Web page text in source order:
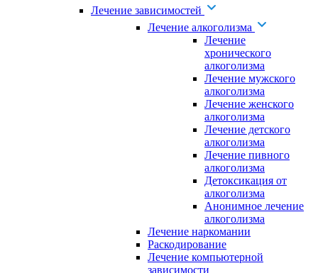
Лечение зависимостей
Лечение алкоголизма
Лечение
хронического
алкоголизма
Лечение мужского
алкоголизма
Лечение женского
алкоголизма
Лечение детского
алкоголизма
Лечение пивного
алкоголизма
Детоксикация от
алкоголизма
Анонимное лечение
алкоголизма
Лечение наркомании
Раскодирование
Лечение компьютерной
зависимости